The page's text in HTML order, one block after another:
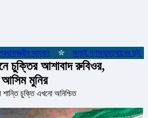
আহ্বান ✮ জুলাই গণঅভ্যুত্থানের দুই
চুক্তির আশাবাদ রুবিওর,
আসিম মুনির
শান্তি চুক্তি এখনো অনিশ্চিত